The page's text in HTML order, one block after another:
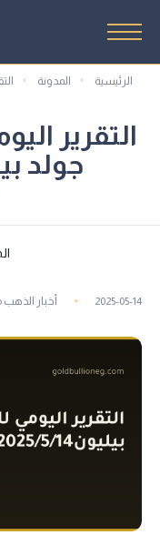
الرئيسية المدونة
التقرير
جولد
2025-05-14 أخبار الذهب